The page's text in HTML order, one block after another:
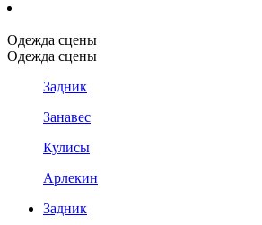
Одежда сцены
Одежда сцены
Задник
Занавес
Кулисы
Арлекин
Задник